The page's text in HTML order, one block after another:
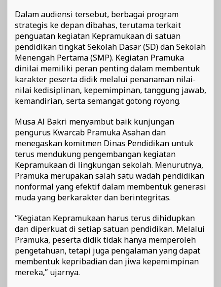
Dalam audiensi tersebut, berbagai program
strategis ke depan dibahas, terutama terkait
penguatan kegiatan Kepramukaan di satuan
pendidikan tingkat Sekolah Dasar (SD) dan Sekolah
Menengah Pertama (SMP). Kegiatan Pramuka
dinilai memiliki peran penting dalam membentuk
karakter peserta didik melalui penanaman nilai-
nilai kedisiplinan, kepemimpinan, tanggung jawab,
kemandirian, serta semangat gotong royong.
Musa Al Bakri menyambut baik kunjungan
pengurus Kwarcab Pramuka Asahan dan
menegaskan komitmen Dinas Pendidikan untuk
terus mendukung pengembangan kegiatan
Kepramukaan di lingkungan sekolah. Menurutnya,
Pramuka merupakan salah satu wadah pendidikan
nonformal yang efektif dalam membentuk generasi
muda yang berkarakter dan berintegritas.
“Kegiatan Kepramukaan harus terus dihidupkan
dan diperkuat di setiap satuan pendidikan. Melalui
Pramuka, peserta didik tidak hanya memperoleh
pengetahuan, tetapi juga pengalaman yang dapat
membentuk kepribadian dan jiwa kepemimpinan
mereka,” ujarnya.